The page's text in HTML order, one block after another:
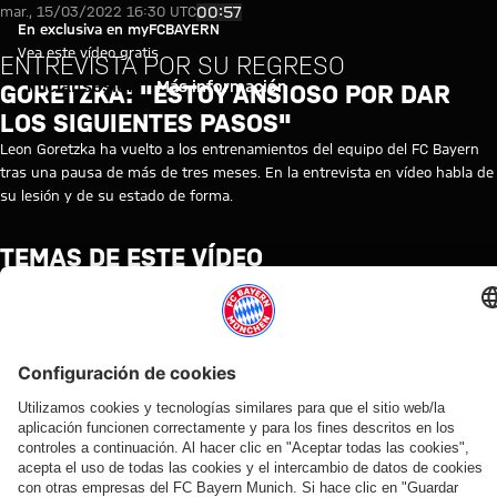
Vídeo-entrevista a Goretzka:
Reproducir vídeo
En exclusiva en myFCBAYERN
Vea este vídeo gratis
Iniciar sesión Más información
mar., 15/03/2022 16:30 UTC00:57
ENTREVISTA POR SU REGRESO
GORETZKA: "ESTOY ANSIOSO POR DAR
LOS SIGUIENTES PASOS"
Leon Goretzka ha vuelto a los entrenamientos del equipo del FC Bayern
tras una pausa de más de tres meses. En la entrevista en vídeo habla de
su lesión y de su estado de forma.
TEMAS DE ESTE VÍDEO
PRIMER
EQUIPO
MYFCBAYERN
VÍDEOS RELACIONADOS
Vídeo
FOOTBALL
SUMMIT
Los
mejores
momentos
Vídeo
VÍDEO
La
rueda
de
prensa
Vídeo
Así fue el
último
entrenamiento
antes del
partido contra
Vídeo
DIFERIDO
La rueda
de
prensa
del Audi
Vídeo
ENTRE
BASTIDORES
Así vivió el
FC Bayern
sus cuatro
Vídeo
Lo mejor de los
entrenamientos
del FC Bayern
en mayo de
2026
Jonas
Urbig,
ante
los
medios
FOOTBALL
SUMMIT
Los
mejores
momentos